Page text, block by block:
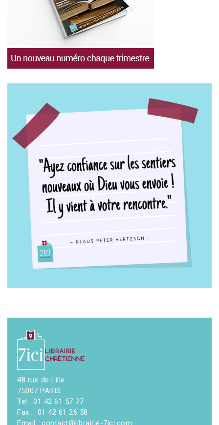
48 rue de Lille
75007 PARIS
Tel : 01 42 61 57 77
Fax : 01 42 61 26 58
Email : contact@librairie-7ici.com